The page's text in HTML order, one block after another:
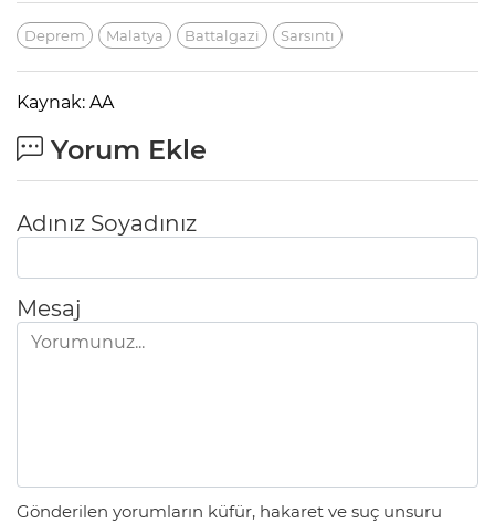
Deprem Malatya Battalgazi Sarsıntı
Kaynak: AA
Yorum Ekle
Adınız Soyadınız
Mesaj
Gönderilen yorumların küfür, hakaret ve suç unsuru